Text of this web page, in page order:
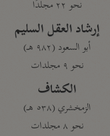
نحو ٢٢ مجلدًا
إرشاد العقل السليم
أبو السعود (٩٨٢ هـ)
نحو ٩ مجلدات
الكشاف
الزمخشري (٥٣٨ هـ)
نحو ٨ مجلدات